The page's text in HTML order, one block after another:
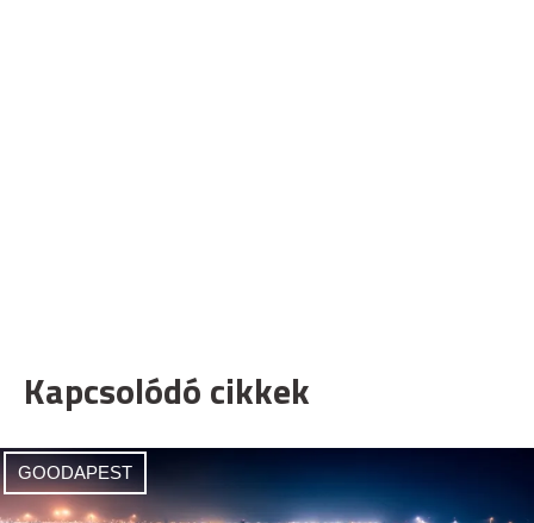
Kapcsolódó cikkek
GOODAPEST